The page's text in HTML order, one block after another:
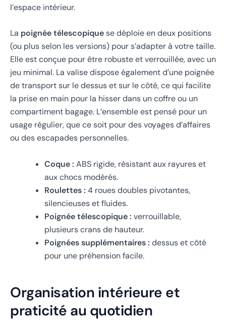
l’espace intérieur.
La poignée télescopiquese déploie en deux positions
(ou plus selon les versions) pour s’adapter à votre taille.
Elle est conçue pour être robuste et verrouillée, avec un
jeu minimal. La valise dispose également d’une poignée
de transport sur le dessus et sur le côté, ce qui facilite
la prise en main pour la hisser dans un coffre ou un
compartiment bagage. L’ensemble est pensé pour un
usage régulier, que ce soit pour des voyages d’affaires
ou des escapades personnelles.
Coque : ABS rigide, résistant aux rayures et
aux chocs modérés.
Roulettes : 4 roues doubles pivotantes,
silencieuses et fluides.
Poignée télescopique : verrouillable,
plusieurs crans de hauteur.
Poignées supplémentaires : dessus et côté
pour une préhension facile.
Organisation intérieure et
praticité au quotidien